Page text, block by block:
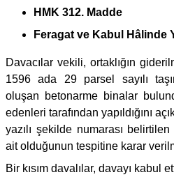
HMK 312. Madde
Feragat ve Kabul Hâlinde
Davacılar vekili, ortaklığın
1596 ada 29 parsel sayılı
oluşan betonarme binalar
edenleri tarafından yapıldığını
yazılı şekilde numarası
ait olduğunun tespitine karar
Bir kısım davalılar, davayı kabul